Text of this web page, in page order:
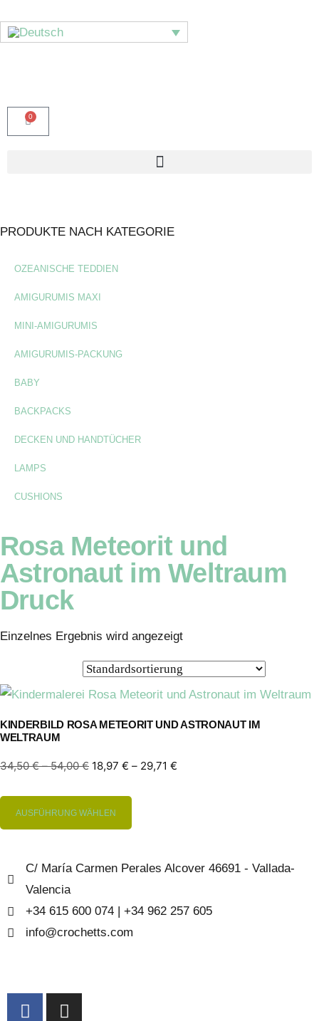
0
PRODUKTE NACH KATEGORIE
OZEANISCHE TEDDIEN
AMIGURUMIS MAXI
MINI-AMIGURUMIS
AMIGURUMIS-PACKUNG
BABY
BACKPACKS
DECKEN UND HANDTÜCHER
LAMPS
CUSHIONS
Rosa Meteorit und
Astronaut im Weltraum
Druck
Einzelnes Ergebnis wird angezeigt
KINDERBILD ROSA METEORIT UND ASTRONAUT IM
WELTRAUM
34,50€ –54,00€ 18,97 € – 29,71 €
AUSFÜHRUNG WÄHLEN
C/ María Carmen Perales Alcover 46691 - Vallada-
Valencia
+34 615 600 074 | +34 962 257 605
info@crochetts.com